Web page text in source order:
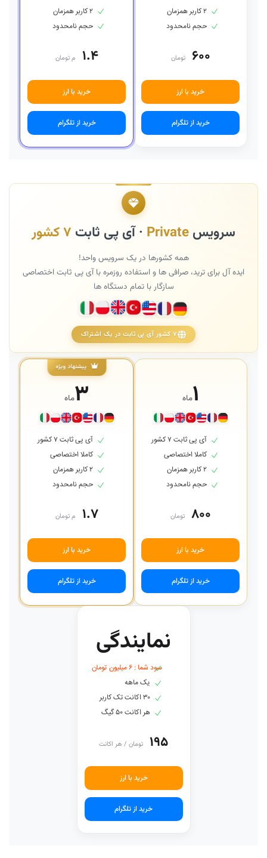
۲ کاربر همزمان
حجم نامحدود
۶۰۰ تومان
خرید با ارز
خرید از تلگرام
۲ کاربر همزمان
حجم نامحدود
۱.۴ م تومان
خرید با ارز
خرید از تلگرام
سرویس Private · آی پی ثابت ۷ کشور
همه کشورها در یک سرویس واحد!
ایده آل برای ترید، صرافی ها و استفاده روزمره با آی پی ثابت اختصاصی
سازگار با تمام دستگاه ها
۷ کشور آی پی ثابت در یک اشتراک
۱ماه
آی پی ثابت ۷ کشور
کاملا اختصاصی
۲ کاربر همزمان
حجم نامحدود
۸۰۰ تومان
خرید با ارز
خرید از تلگرام
پیشنهاد ویژه
۳ماه
آی پی ثابت ۷ کشور
کاملا اختصاصی
۲ کاربر همزمان
حجم نامحدود
۱.۷ م تومان
خرید با ارز
خرید از تلگرام
نمایندگی
سود شما : ۶ میلیون تومان
یک ماهه
۳۰ اکانت تک کاربر
هر اکانت ۵۰ گیگ
۱۹۵ تومان / هر اکانت
خرید با ارز
خرید از تلگرام